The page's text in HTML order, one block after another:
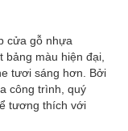
cửa gỗ nhựa
bảng màu hiện đại,
tươi sáng hơn. Bởi
công trình, quý
tương thích với